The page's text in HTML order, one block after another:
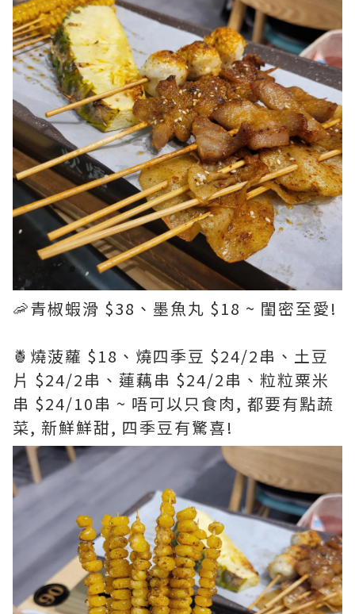
🦐青椒蝦滑 $38、墨魚丸 $18 ~ 閨密至愛!
🍍燒菠蘿 $18、燒四季豆 $24/2串、土豆
片 $24/2串、蓮藕串 $24/2串、粒粒粟米
串 $24/10串 ~ 唔可以只食肉, 都要有點蔬
菜, 新鮮鮮甜, 四季豆有驚喜!